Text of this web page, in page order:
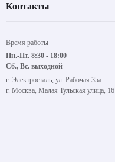
Контакты
Время работы
Пн.-Пт. 8:30 - 18:00
Сб., Вс. выходной
г. Электросталь, ул. Рабочая 35а
г. Москва, Малая Тульская улица, 16